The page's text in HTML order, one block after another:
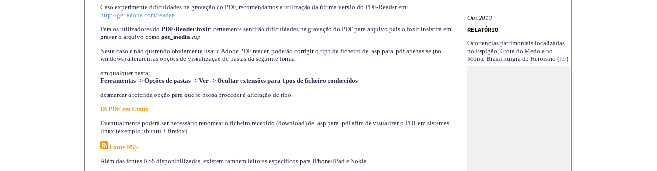
Caso experimente díficuldades na gravação do PDF, recomendamos a utilização da última versão do PDF-Reader em:
http://get.adobe.com/reader/
Para os utilizadores do PDF-Reader foxit: certamente sentirão dificuldades na gravação do PDF para arquivo pois o foxit insistirá em
gravar o arquivo como get_media.asp
Neste caso e não querendo obviamente usar o Adobe PDF reader, poderão corrigir o tipo de ficheiro de .asp para .pdf apenas se (no
windows) alterarem as opções de visualização de pastas da seguinte forma
em qualquer pasta:
Ferramentas -> Opções de pastas -> Ver -> Ocultar extensões para tipos de ficheiro conhecidos
desmarcar a referida opção para que se possa proceder à alteração de tipo.
DI PDF em Linux
Eventualmente poderá ser necessário renomear o ficheiro recebido (download) de .asp para .pdf afim de visualizar o PDF em sistemas
linux (exemplo ubuntu + firefox)
Fonte RSS
Além das fontes RSS disponibilizadas, existem tambem leitores especificos para IPhone/IPad e Nokia.
Out.2013
RELATÓRIO
Ocorrencias patrimoniais localizadas
no Espigão, Grota do Medo e no
Monte Brasil, Angra do Heroísmo (ler)